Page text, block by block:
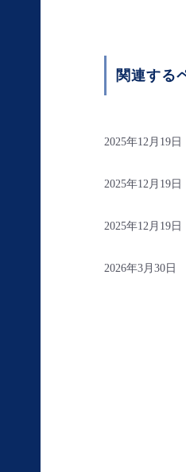
関連する
2025年12月19日
2025年12月19日
2025年12月19日
2026年3月30日